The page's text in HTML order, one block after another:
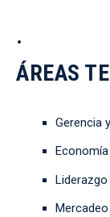
.
ÁREAS
Gerencia